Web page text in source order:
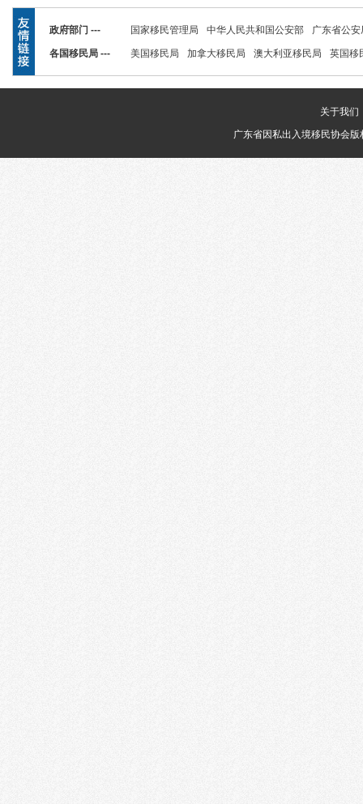
政府部门 --- 国家移民管理局 中华人民共和国公安部 广东省公
各国移民局 --- 美国移民局 加拿大移民局 澳大利亚移民局 英国移
关于我们
广东省因私出入境移民协会